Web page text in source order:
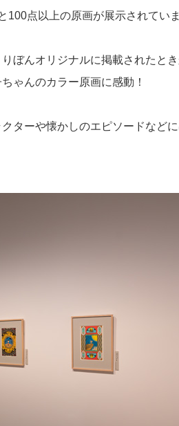
点以上の原画が展示されていま
ぼんオリジナルに掲載されたと
ゃんのカラー原画に感動！
ターや懐かしのエピソードなど